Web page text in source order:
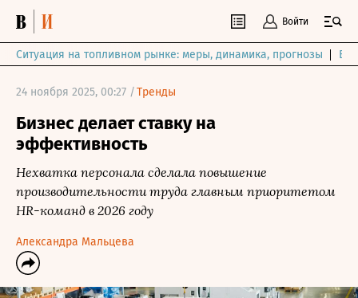
Войти
Ситуация на топливном рынке: меры, динамика, прогнозы
24 ноября 2025, 00:27 /Тренды
Бизнес делает ставку на
эффективность
Нехватка персонала сделала повышение
производительности труда главным приоритетом
HR-команд в 2026 году
Александра Мальцева